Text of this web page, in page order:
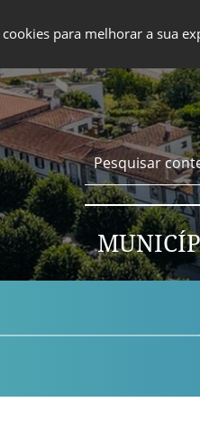
para melhorar a sua